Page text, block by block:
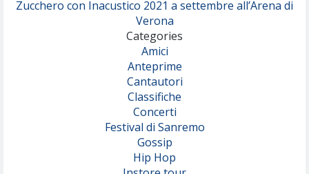
Zucchero con Inacustico 2021 a settembre all’Arena di
Verona
Categories
Amici
Anteprime
Cantautori
Classifiche
Concerti
Festival di Sanremo
Gossip
Hip Hop